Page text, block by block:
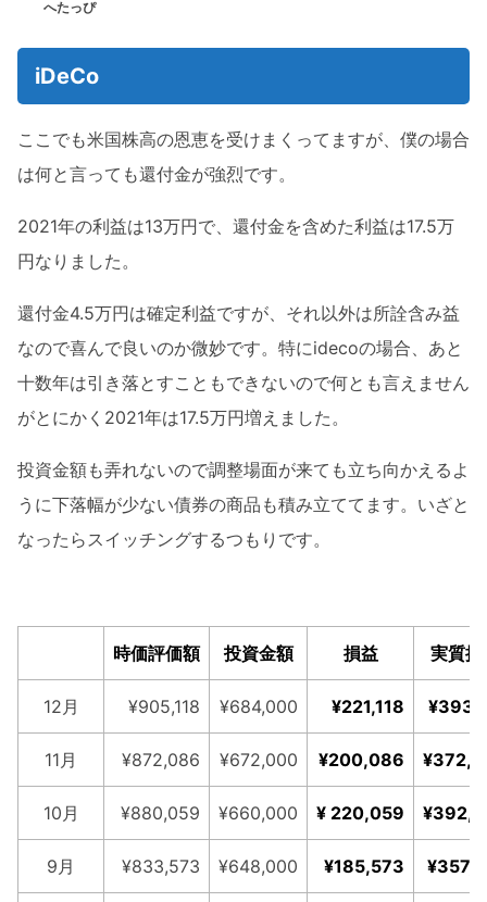
へたっぴ
iDeCo
ここでも米国株高の恩恵を受けまくってますが、僕の場合
は何と言っても還付金が強烈です。
2021年の利益は13万円で、還付金を含めた利益は17.5万
円なりました。
還付金4.5万円は確定利益ですが、それ以外は所詮含み益
なので喜んで良いのか微妙です。特にidecoの場合、あと
十数年は引き落とすこともできないので何とも言えません
がとにかく2021年は17.5万円増えました。
投資金額も弄れないので調整場面が来ても立ち向かえるよ
うに下落幅が少ない債券の商品も積み立ててます。いざと
なったらスイッチングするつもりです。
時価評価額 投資金額 損益 実質損
12月 ¥905,118 ¥684,000 ¥221,118
11月 ¥872,086 ¥672,000 ¥200,086
10月 ¥880,059 ¥660,000 ¥ 220,059
9月 ¥833,573 ¥648,000 ¥185,573